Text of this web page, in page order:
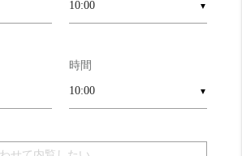
▼
時間
▼